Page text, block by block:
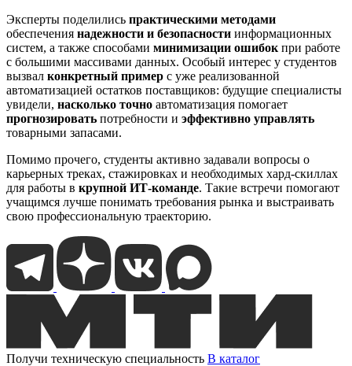
Эксперты поделились практическими методами
обеспечения надежности и безопасности информационных
систем, а также способами минимизации ошибок при работе
с большими массивами данных. Особый интерес у студентов
вызвал конкретный пример с уже реализованной
автоматизацией остатков поставщиков: будущие специалисты
увидели, насколько точно автоматизация помогает
прогнозировать потребности и эффективно управлять
товарными запасами.
Помимо прочего, студенты активно задавали вопросы о
карьерных треках, стажировках и необходимых хард-скиллах
для работы в крупной ИТ-команде. Такие встречи помогают
учащимся лучше понимать требования рынка и выстраивать
свою профессиональную траекторию.
Получи техническую специальность В каталог